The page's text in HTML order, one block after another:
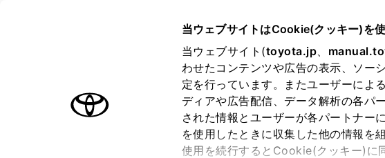
当ウェブサイトはCookie(クッキー)を使
当ウェブサイト(toyota.jp、
わせたコンテンツや広告の表示、ソー
定を行っています。またユーザーによ
ディアや広告配信、データ解析の各パ
された情報とユーザーが各パートナー
を使用したときに収集した他の情報を
使用を続行するとCookie(クッキー)に
オーナーサポート トピックス
トヨタ認定中古車
トヨタ認定中古車の魅力 3つの買い方 オンライン購入